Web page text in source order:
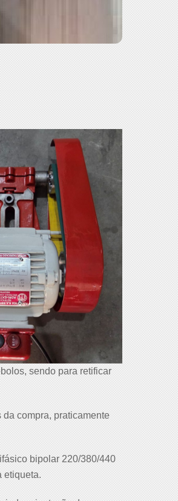
sendo para retificar
compra, praticamente
bipolar 220/380/440
etiqueta.